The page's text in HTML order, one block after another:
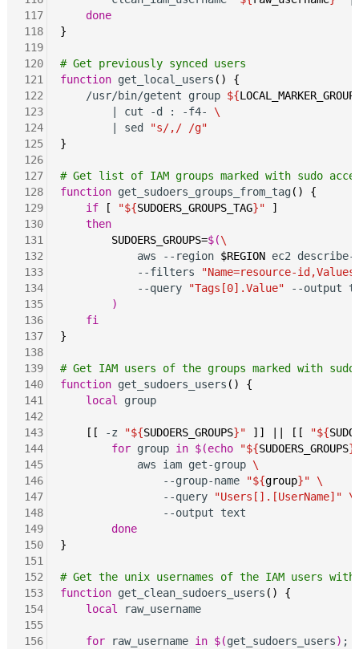
117
118
119
120
121
122
123
124
125
126
127
128
129
130
131
132
133
134
135
136
137
138
139
140
141
142
143
144
145
146
147
148
149
150
151
152
153
154
155
156
done
}
# Get previously synced users
function get_local_users ()
{
    /usr/bin/getent group
${LOCAL_MARKER_GROUP
        | cut -d : -f4-
\
        | sed
"s/,/ /g"
}
# Get list of IAM groups marked with sudo
function get_sudoers_groups_from_tag()
{
if
[ "${SUDOERS_GROUPS_TAG}"
]
then
SUDOERS_GROUPS=$(\
            aws --region
$REGION ec2
            --filters
"Name=resource-
            --query
"Tags[0].Value" --output
)
fi
}
# Get IAM users of the groups marked with sudo
function get_sudoers_users ()
{
local group
[[ -z "${SUDOERS_GROUPS}" ]] [[ "${
for group in $(echo "${SUDOERS_GROUPS
            aws iam get-group
\
                --group-name
"${group}"
\
                --query
"Users[].[UserName]"
\
                --output text
done
}
# Get the unix usernames of the IAM users
function get_clean_sudoers_users ()
{
local raw_username
for raw_username in $(get_sudoers_users) ;